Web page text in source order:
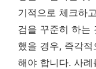
기적으로 체크하
검을 꾸준히 하는
했을 경우, 즉각
해야 합니다. 사